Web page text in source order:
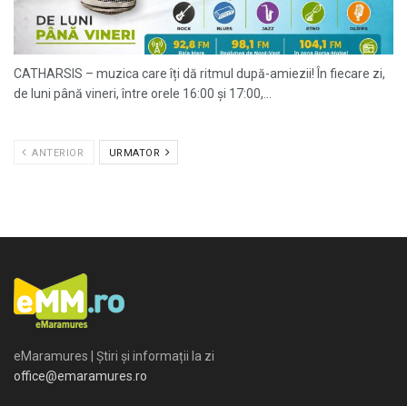
CATHARSIS – muzica care îți dă ritmul după-amiezii! În fiecare zi,
de luni până vineri, între orele 16:00 și 17:00,...
ANTERIOR URMATOR
eMaramures | Știri și informații la zi
office@emaramures.ro